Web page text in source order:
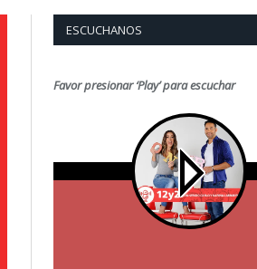
ESCUCHANOS
Favor presionar ‘Play’ para escuchar